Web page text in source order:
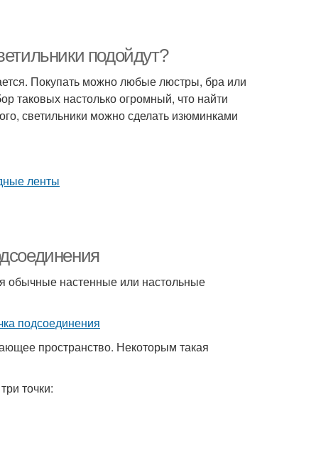
подойдут?
Покупать можно любые люстры, бра или
таковых настолько огромный, что найти
светильники можно сделать изюминками
обычные настенные или настольные
пространство. Некоторым такая
точки: